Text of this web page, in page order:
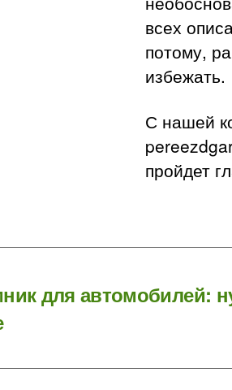
всех
потому,
избежать.
С нашей
пройдет
для автомобилей: